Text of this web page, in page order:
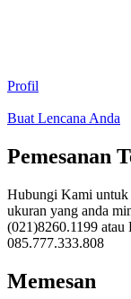
Profil
Buat Lencana Anda
Pemesanan
Hubungi Kami untuk
ukuran yang anda
(021)8260.1199
085.777.333.808
Memesan